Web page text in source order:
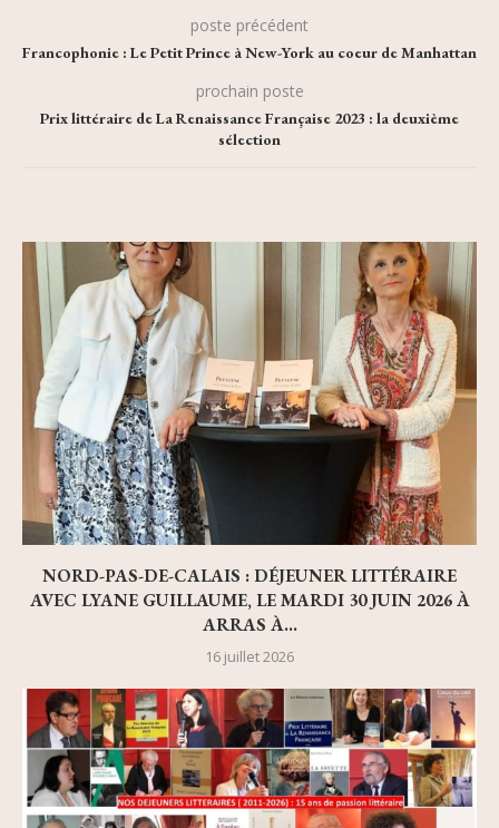
poste précédent
Francophonie : Le Petit Prince à New-York au coeur de Manhattan
prochain poste
Prix littéraire de La Renaissance Française 2023 : la deuxième
sélection
NORD-PAS-DE-CALAIS : DÉJEUNER LITTÉRAIRE
AVEC LYANE GUILLAUME, LE MARDI 30 JUIN 2026 À
ARRAS À...
16 juillet 2026